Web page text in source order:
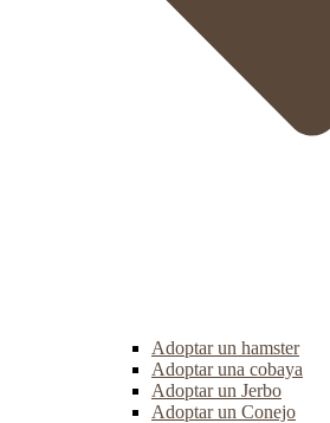
Adoptar un hamster
Adoptar una cobaya
Adoptar un Jerbo
Adoptar un Conejo